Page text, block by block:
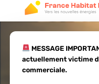
MESSAGE
actuellement victime
commerciale.
La